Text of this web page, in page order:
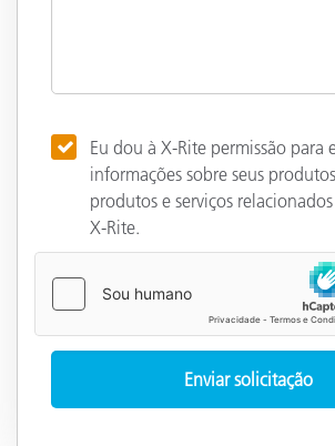
Eu dou à X-Rite permissão para
informações sobre seus
produtos e serviços
X-Rite.